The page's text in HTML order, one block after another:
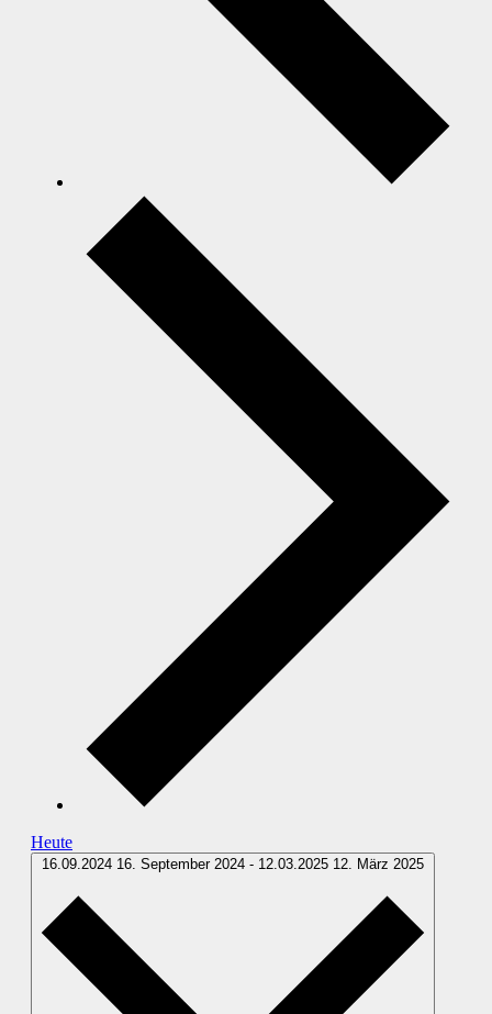
Heute
16.09.2024 16. September 2024 - 12.03.2025 12. März 2025